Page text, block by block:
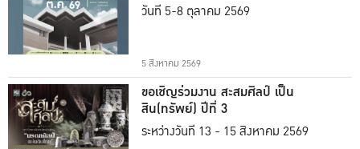
วันที่ 5-8 ตุลาคม 2569
5 สิงหาคม 2569
ขอเชิญร่วมงาน สะสมศิลป์ เป็น
สิน(ทรัพย์) ปีที่ 3
ระหว่างวันที่ 13 - 15 สิงหาคม 2569